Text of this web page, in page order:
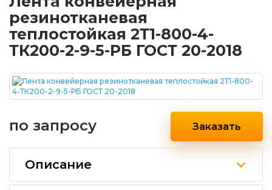
резинотканевая
теплостойкая 2Т1-800-4-
ТК200-2-9-5-РБ ГОСТ 20-2018
по запросу Заказать
Описание